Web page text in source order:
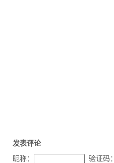
发表评论
昵称：
验证码：